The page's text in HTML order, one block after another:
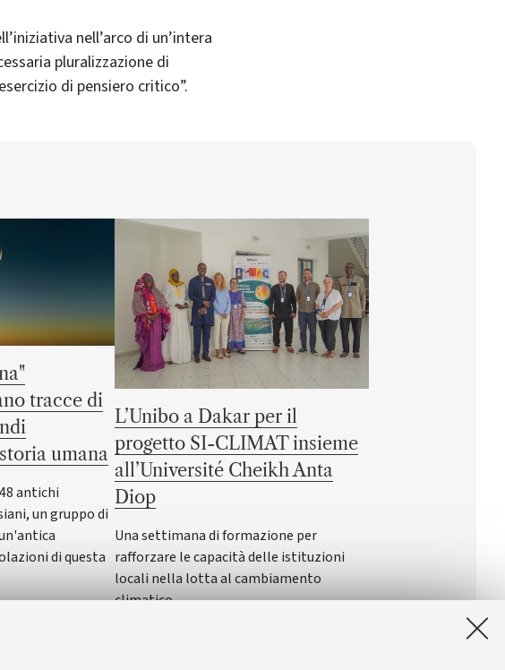
nell’arco di un’intera
pluralizzazione di
di pensiero critico”.
tracce di
umana
antichi
un gruppo di
di questa
L’Unibo a Dakar per il
progetto SI-CLIMAT insieme
all’Université Cheikh Anta
Diop
Una settimana di formazione per
rafforzare le capacità delle istituzioni
locali nella lotta al cambiamento
climatico